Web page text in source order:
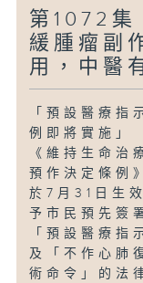
第1072集
緩腫瘤副
用，中醫
「預設醫療指
例即將實施」
《維持生命治
預作決定條例
於7月31日生
予市民預先簽
「預設醫療指
及「不作心肺
術命令」的法